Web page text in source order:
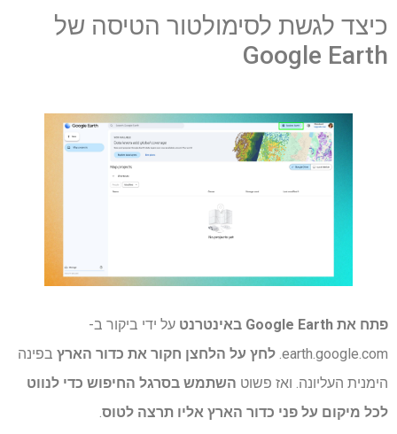
כיצד לגשת לסימולטור הטיסה של
Google Earth
פתח את Google Earth באינטרנט
על ידי ביקור ב-
earth.google.com. לחץ על הלחצן חקור את כדור הארץ בפינה
הימנית העליונה. ואז פשוט השתמש בסרגל החיפוש כדי לנווט
לכל מיקום על פני כדור הארץ אליו תרצה לטוס.